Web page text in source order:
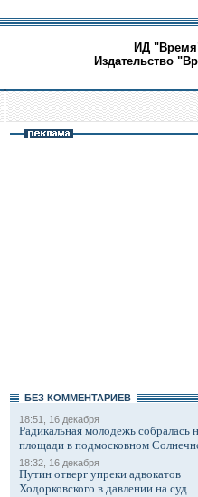
ИД
Издательство
БЕЗ КОМMЕНТАРИЕВ
18:51, 16 декабря
Радикальная молодежь собралась
площади в подмосковном
18:32, 16 декабря
Путин отверг упреки адвокатов
Ходорковского в давлении на суд